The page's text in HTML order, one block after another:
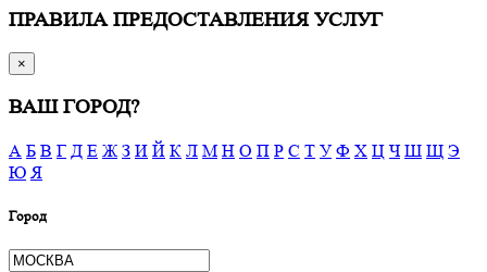
ПРАВИЛА ПРЕДОСТАВЛЕНИЯ УСЛУГ
×
ВАШ ГОРОД?
А Б В Г Д Е Ж З И Й К Л М Н О П Р С Т У Ф Х Ц Ч Ш Щ Э
Ю Я
Город